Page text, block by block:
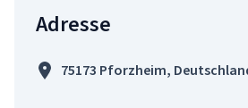
Adresse
75173 Pforzheim,